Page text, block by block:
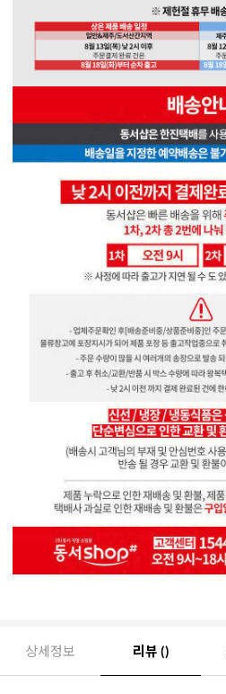
상세정보 리뷰 ()